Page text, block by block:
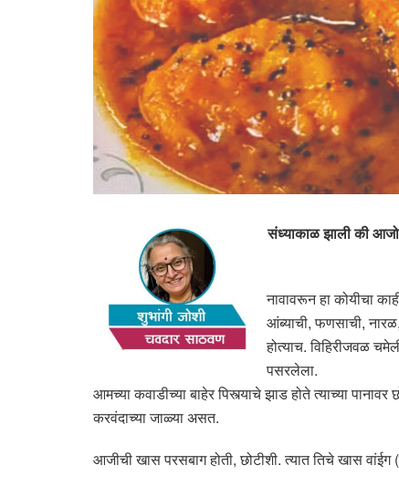
संध्याकाळ झाली की
नावावरून हा कोयीचा
आंब्याची, फणसाची,
होत्याच. विहिरीजवळ
पसरलेला.
आमच्या कवाडीच्या बाहेर पिस्त्याचे झाड होते त्याच्या
करवंदाच्या जाळ्या असत.
आजीची खास परसबाग होती, छोटीशी. त्यात तिचे खास